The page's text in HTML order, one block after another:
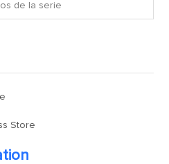
de la serie
Store